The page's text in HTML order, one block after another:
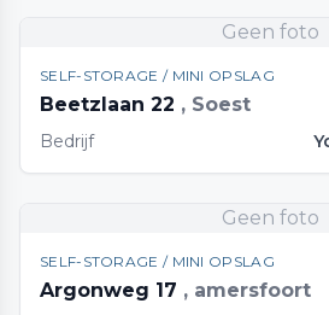
Geen foto
SELF-STORAGE / MINI OPSLAG
Beetzlaan 22 , Soest
Bedrijf
Geen foto
SELF-STORAGE / MINI OPSLAG
Argonweg 17 , amersfoort